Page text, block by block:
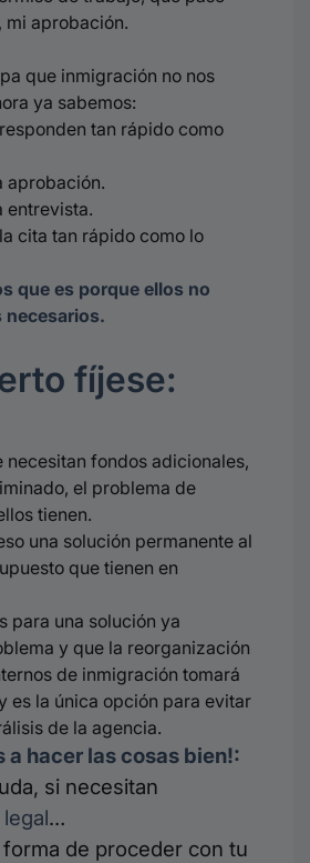
mi aprobación.
que inmigración no nos
ya sabemos:
tan rápido como
aprobación.
entrevista.
cita tan rápido como lo
que es porque ellos no
fíjese:
necesitan fondos adicionales,
el problema de
tienen.
una solución permanente al
que tienen en
para una solución ya
y que la reorganización
de inmigración tomará
es la única opción para evitar
de la agencia.
a hacer las cosas bien!:
si necesitan
…
forma de proceder con tu